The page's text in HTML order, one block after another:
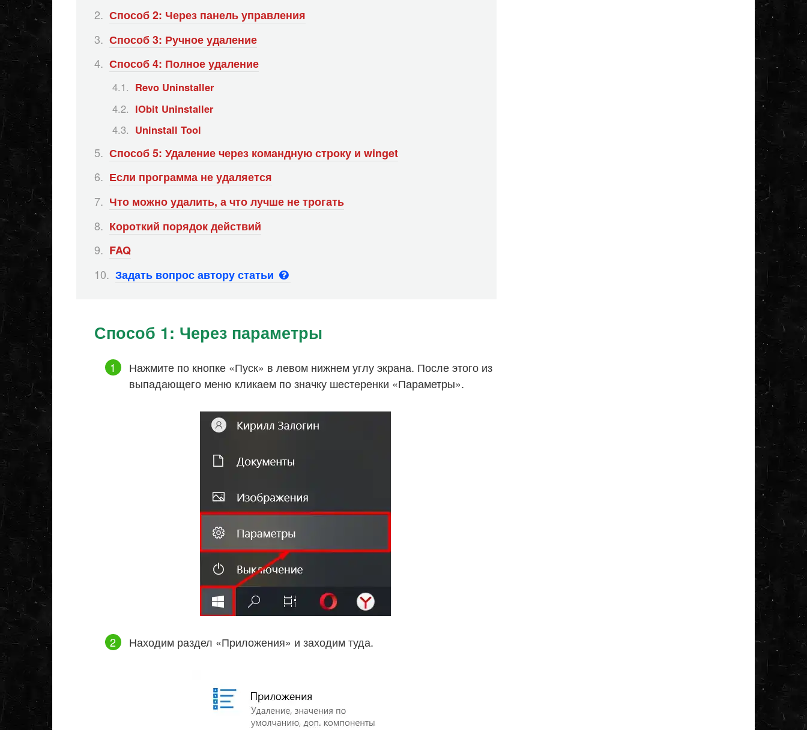
Способ 2: Через панель управления
Способ 3: Ручное удаление
Способ 4: Полное удаление
Revo Uninstaller
IObit Uninstaller
Uninstall Tool
Способ 5: Удаление через командную строку и winget
Если программа не удаляется
Что можно удалить, а что лучше не трогать
Короткий порядок действий
FAQ
Задать вопрос автору статьи
Способ 1: Через параметры
Нажмите по кнопке «Пуск» в левом нижнем углу экрана. После этого из
выпадающего меню кликаем по значку шестеренки «Параметры».
Находим раздел «Приложения» и заходим туда.